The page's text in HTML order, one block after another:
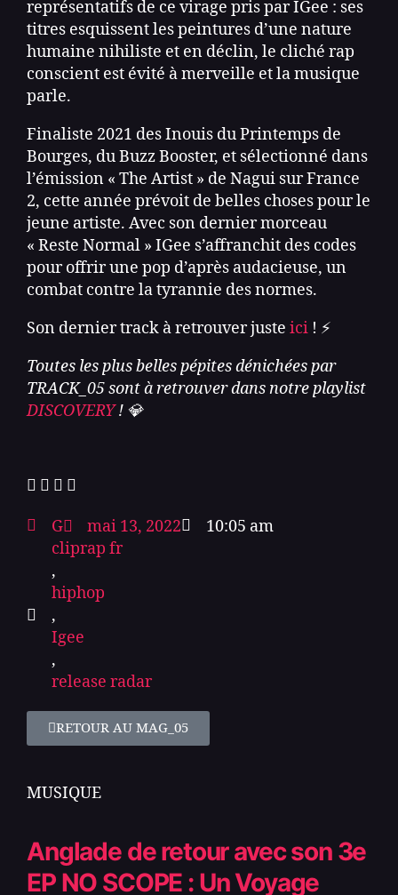
représentatifs de ce virage pris par IGee : ses
titres esquissent les peintures d’une nature
humaine nihiliste et en déclin, le cliché rap
conscient est évité à merveille et la musique
parle.
Finaliste 2021 des Inouis du Printemps de
Bourges, du Buzz Booster, et sélectionné dans
l’émission « The Artist » de Nagui sur France
2, cette année prévoit de belles choses pour le
jeune artiste. Avec son dernier morceau
« Reste Normal » IGee s’affranchit des codes
pour offrir une pop d’après audacieuse, un
combat contre la tyrannie des normes.
Son dernier track à retrouver juste ici ! ⚡️
Toutes les plus belles pépites dénichées par
TRACK_05 sont à retrouver dans notre playlist
DISCOVERY! 💎
G mai 13, 2022
10:05 am
cliprap fr
,
hiphop
,
Igee
,
release radar
RETOUR AU MAG_05
MUSIQUE
Anglade de retour avec son 3e
EP NO SCOPE : Un Voyage